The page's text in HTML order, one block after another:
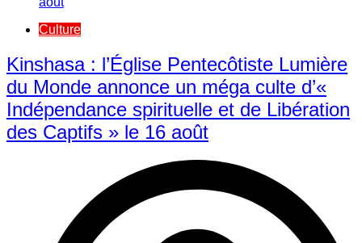
Culture
Kinshasa : l’Église Pentecôtiste Lumière
du Monde annonce un méga culte d’«
Indépendance spirituelle et de Libération
des Captifs » le 16 août